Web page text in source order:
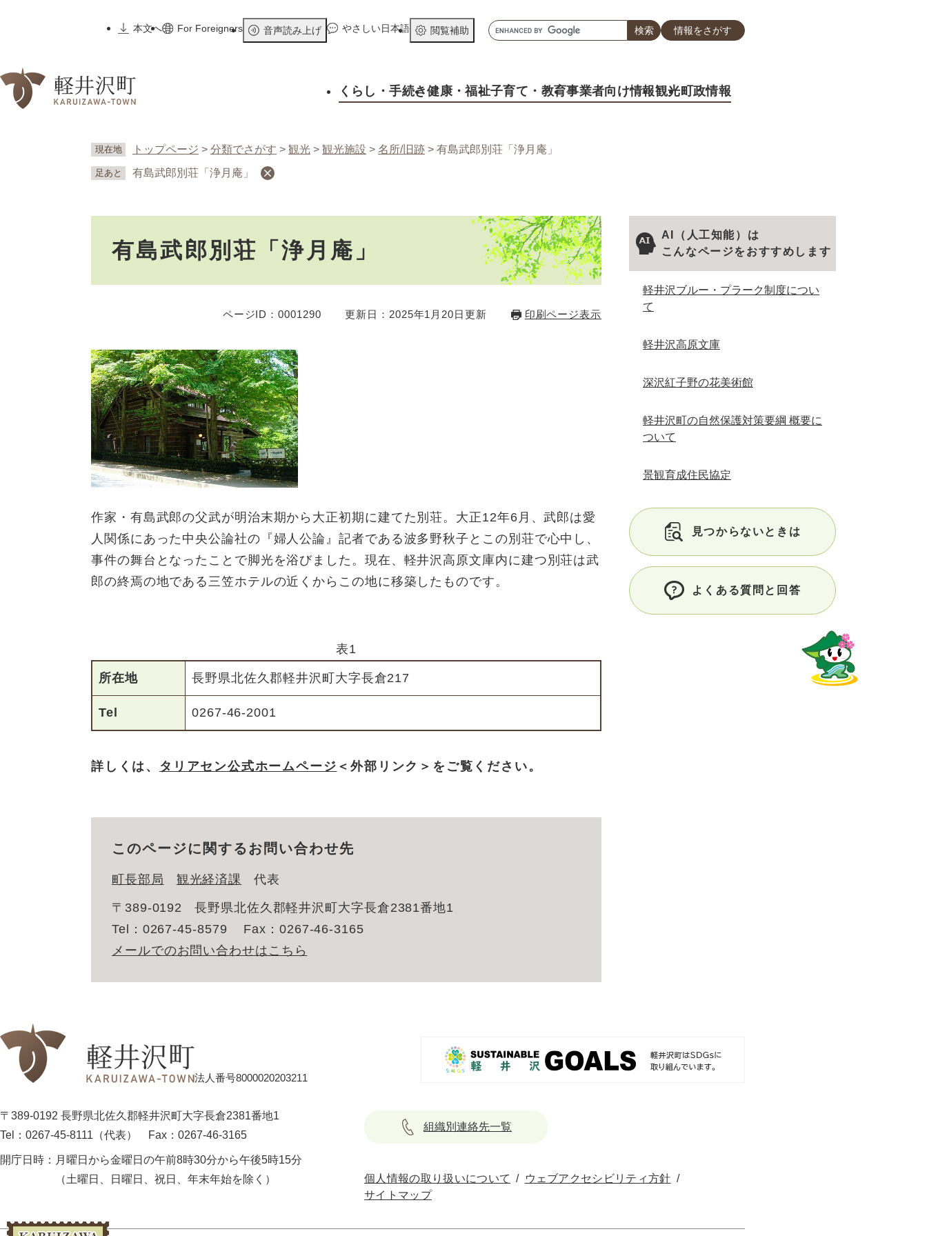
先
本文へ
For Foreigners 音声読み上げ やさしい日本語 閲覧補助
キ
ー
ド
情報をさがす
くらし ・手続き健康 ・福祉子育て ・教育事業者向け情報観光町政情報
現在地 トップページ > 分類でさがす > 観光 > 観光施設 > 名所/旧跡 > 有島武郎別荘「浄月庵」
足あと 有島武郎別荘「浄月庵」
有島武郎別荘「浄月庵」
ページID：0001290 更新日：2025年1月20日更新 印刷ページ表示
作家・有島武郎の父武が明治末期から大正初期に建てた別荘。大正12年6月、武郎は愛
人関係にあった中央公論社の『婦人公論』記者である波多野秋子とこの別荘で心中し、
事件の舞台となったことで脚光を浴びました。現在、軽井沢高原文庫内に建つ別荘は武
郎の終焉の地である三笠ホテルの近くからこの地に移築したものです。
表1
所在地 長野県北佐久郡軽井沢町大字長倉217
Tel 0267-46-2001
詳しくは、 タリアセン公式ホームページ ＜外部リンク＞ をご覧ください。
このページに関するお問い合わせ先
町長部局 観光経済課 代表
〒389-0192
長野県北佐久郡軽井沢町大字長倉2381番地1
Tel：0267-45-8579
Fax：0267-46-3165
メールでのお問い合わせはこちら
AI（人工知能）は
こんなページをおすすめします
軽井沢ブルー・プラーク制度につい
て
軽井沢高原文庫
深沢紅子野の花美術館
軽井沢町の自然保護対策要綱 概要に
ついて
景観育成住民協定
見つからないときは
よくある質問と回答
法人番号8000020203211
〒389-0192 長野県北佐久郡軽井沢町大字長倉2381番地1
Tel：0267-45-8111（代表）
Fax：0267-46-3165
開庁日時： 月曜日から金曜日の午前8時30分から午後5時15分
（土曜日、日曜日、祝日、年末年始を除く）
組織別連絡先一覧
個人情報の取り扱いについて
ウェブアクセシビリティ方針
サイトマップ